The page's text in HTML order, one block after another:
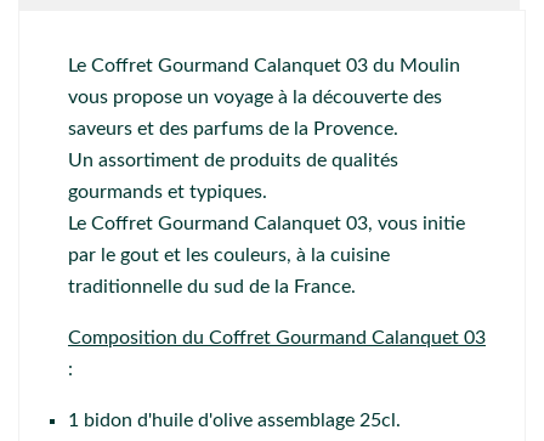
Le Coffret Gourmand Calanquet 03 du Moulin
vous propose un voyage à la découverte des
saveurs et des parfums de la Provence.
Un assortiment de produits de qualités
gourmands et typiques.
Le Coffret Gourmand Calanquet 03, vous initie
par le gout et les couleurs, à la cuisine
traditionnelle du sud de la France.
Composition du Coffret Gourmand Calanquet 03
:
1 bidon d'huile d'olive assemblage 25cl .